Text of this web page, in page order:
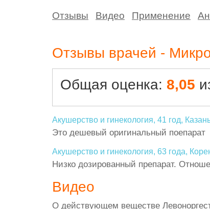
Отзывы Видео Применение
Отзывы врачей -
Общая оценка: 8,05
Акушерство и гинекология, 41 год,
Это дешевый оригинальный поепарат
Акушерство и гинекология, 63 года,
Низко дозированный препарат.
Видео
О действующем веществе